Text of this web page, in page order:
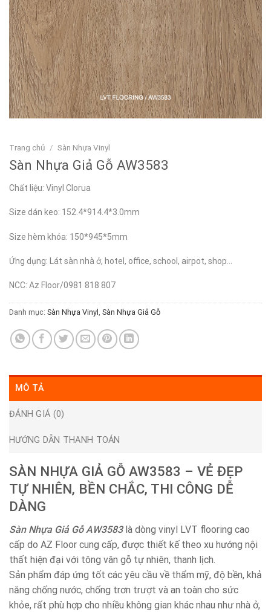
Trang chủ / Sàn Nhựa Vinyl
Sàn Nhựa Giả Gỗ AW3583
Chất liệu: Vinyl Clorua
Size dán keo: 152.4*914.4*3.0mm
Size hèm khóa: 150*945*5mm
Ứng dụng: Lát sàn nhà ở, hotel, office, school, airpot, shop…
NCC: Az Floor/0981 818 807
Danh mục: Sàn Nhựa Vinyl , Sàn Nhựa Giả Gỗ
MÔ TẢ
ĐÁNH GIÁ (0)
HƯỚNG DẪN THANH TOÁN
SÀN NHỰA GIẢ GỖ AW3583 – VẺ ĐẸP
TỰ NHIÊN, BỀN CHẮC, THI CÔNG DỄ
DÀNG
Sàn Nhựa Giả Gỗ AW3583 là dòng vinyl LVT flooring cao
cấp do AZ Floor cung cấp, được thiết kế theo xu hướng nội
thất hiện đại với tông vân gỗ tự nhiên, thanh lịch.
Sản phẩm đáp ứng tốt các yêu cầu về thẩm mỹ, độ bền, khả
năng chống nước, chống trơn trượt và an toàn cho sức
khỏe, rất phù hợp cho nhiều không gian khác nhau như nhà ở,